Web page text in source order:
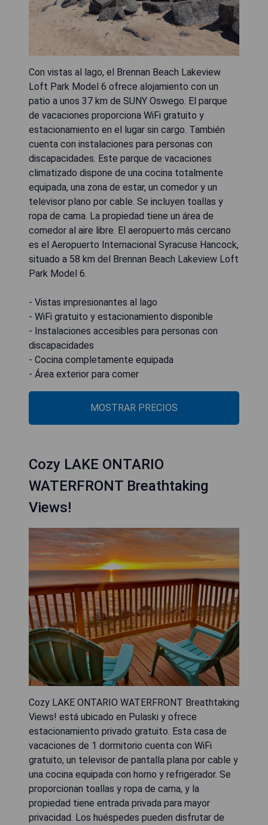
Con vistas al lago, el Brennan Beach Lakeview
Loft Park Model 6 ofrece alojamiento con un
patio a unos 37 km de SUNY Oswego. El parque
de vacaciones proporciona WiFi gratuito y
estacionamiento en el lugar sin cargo. También
cuenta con instalaciones para personas con
discapacidades. Este parque de vacaciones
climatizado dispone de una cocina totalmente
equipada, una zona de estar, un comedor y un
televisor plano por cable. Se incluyen toallas y
ropa de cama. La propiedad tiene un área de
comedor al aire libre. El aeropuerto más cercano
es el Aeropuerto Internacional Syracuse Hancock,
situado a 58 km del Brennan Beach Lakeview Loft
Park Model 6.
- Vistas impresionantes al lago
- WiFi gratuito y estacionamiento disponible
- Instalaciones accesibles para personas con
discapacidades
- Cocina completamente equipada
- Área exterior para comer
MOSTRAR PRECIOS
Cozy LAKE ONTARIO
WATERFRONT Breathtaking
Views!
Cozy LAKE ONTARIO WATERFRONT Breathtaking
Views! está ubicado en Pulaski y ofrece
estacionamiento privado gratuito. Esta casa de
vacaciones de 1 dormitorio cuenta con WiFi
gratuito, un televisor de pantalla plana por cable y
una cocina equipada con horno y refrigerador. Se
proporcionan toallas y ropa de cama, y la
propiedad tiene entrada privada para mayor
privacidad. Los huéspedes pueden disfrutar de